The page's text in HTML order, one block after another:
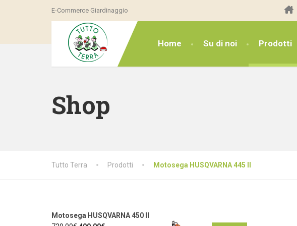
E-Commerce Giardinaggio
Home Su di noi Prodotti
Shop
Tutto Terra Prodotti Motosega HUSQVARNA 445 II
Motosega HUSQVARNA 450 II